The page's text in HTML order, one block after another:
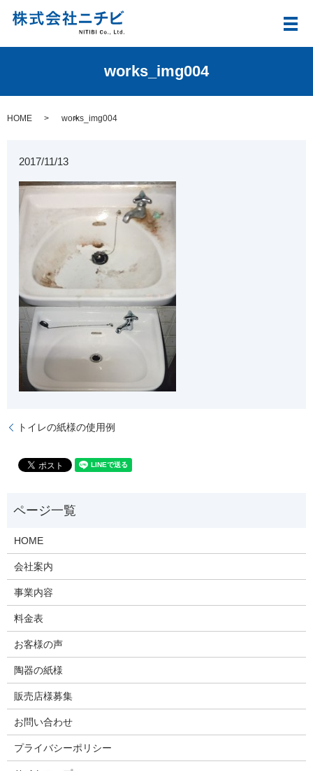
メ
works_img004
HOME works_img004
2017/11/13
トイレの紙様の使用例
HOME
会社案内
事業内容
料金表
お客様の声
陶器の紙様
販売店様募集
お問い合わせ
プライバシーポリシー